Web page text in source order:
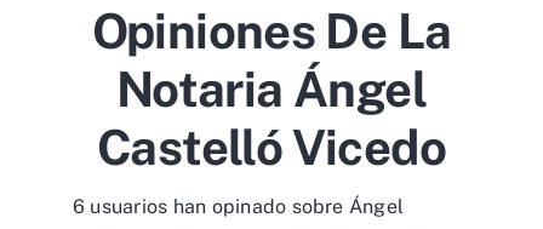
Opiniones De La
Notaria Ángel
Castelló Vicedo
6 usuarios han opinado sobre Ángel